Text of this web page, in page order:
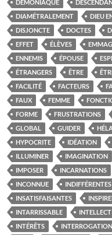
DÉMONIAQUE
DIAMÉTRALEMENT
DIEU
DISJONCTE
DOCTES
EFFET
ÉLÈVES
ENNEMIS
ÉPOUSE
ÉTRANGERS
ÊTRE
FACILITÉ
FACTEURS
FAUX
FEMME
FORME
FRUSTRATIONS
GLOBAL
GUIDER
HYPOCRITE
IDÉATION
ILLUMINER
IMAGINATION
IMPOSER
INCARNATIONS
INCONNUE
INDIFFÉRENTES
INSATISFAISANTES
INTARRISSABLE
INTELLECT
INTÉRÊTS